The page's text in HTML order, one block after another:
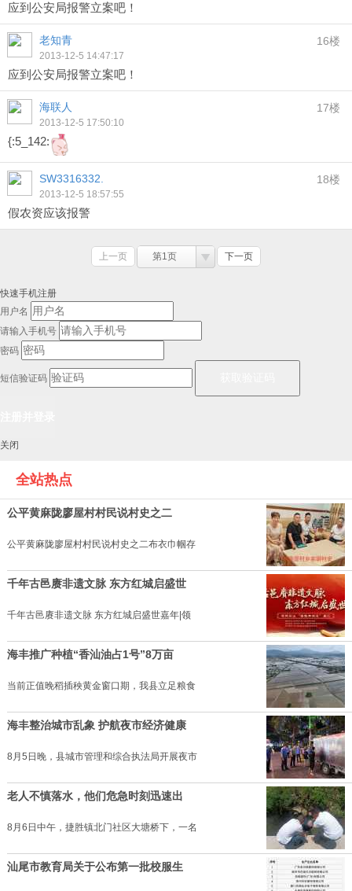
应到公安局报警立案吧！
老知青
2013-12-5 14:47:17
16楼
应到公安局报警立案吧！
海联人
2013-12-5 17:50:10
17楼
{:5_142:
SW3316332.
2013-12-5 18:57:55
18楼
假农资应该报警
上一页 第1页 下一页
快速手机注册
用户名
请输入手机号
密码
短信验证码
关闭
全站热点
公平黄麻陇廖屋村村民说村史之二
公平黄麻陇廖屋村村民说村史之二布衣巾帼存
千年古邑赓非遗文脉 东方红城启盛世
千年古邑赓非遗文脉 东方红城启盛世嘉年|领
海丰推广种植“香汕油占1号”8万亩
当前正值晚稻插秧黄金窗口期，我县立足粮食
海丰整治城市乱象 护航夜市经济健康
8月5日晚，县城市管理和综合执法局开展夜市
老人不慎落水，他们危急时刻迅速出
8月6日中午，捷胜镇北门社区大塘桥下，一名
汕尾市教育局关于公布第一批校服生